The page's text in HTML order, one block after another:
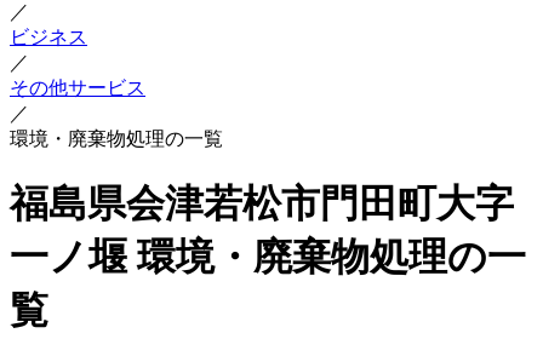
／
ビジネス
／
その他サービス
／
環境・廃棄物処理の一覧
福島県会津若松市門田町大字
一ノ堰 環境・廃棄物処理の一
覧